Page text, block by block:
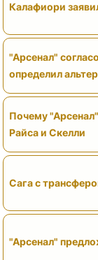
Калафиори
"Арсенал"
определил
Почему
Райса и Скелли
Сага с
"Арсенал"